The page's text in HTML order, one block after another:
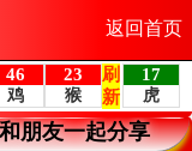
返回首页
朋友一起分享